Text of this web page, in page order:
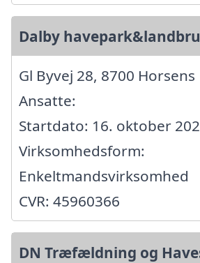
Dalby
Gl Byvej 28, 8700 Horsens
Ansatte:
Startdato: 16. oktober
Virksomhedsform:
Enkeltmandsvirksomhed
CVR: 45960366
DN Træfældning og